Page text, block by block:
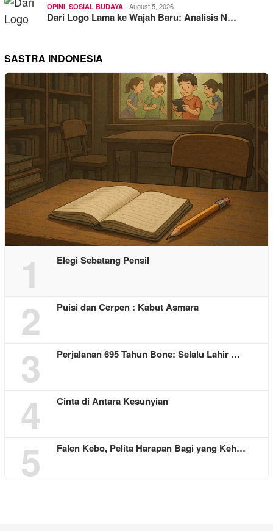
OPINI SOSIAL BUDAYA August 5, 2026
Dari Logo Lama ke Wajah Baru: Analisis N…
SASTRA INDONESIA
1 Elegi Sebatang Pensil
2 Puisi dan Cerpen : Kabut Asmara
3 Perjalanan 695 Tahun Bone: Selalu Lahir …
4 Cinta di Antara Kesunyian
5 Falen Kebo, Pelita Harapan Bagi yang Keh…